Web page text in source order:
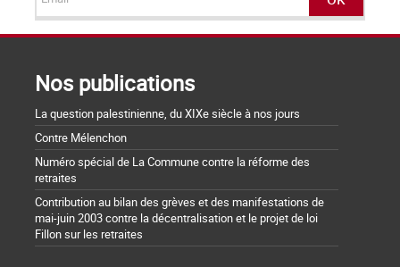
Nos publications
La question palestinienne, du XIXe siècle à nos jours
Contre Mélenchon
Numéro spécial de La Commune contre la réforme des
retraites
Contribution au bilan des grèves et des manifestations de
mai-juin 2003 contre la décentralisation et le projet de loi
Fillon sur les retraites